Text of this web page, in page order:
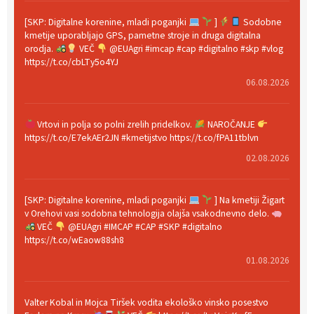
[SKP: Digitalne korenine, mladi poganjki ]
Sodobne
kmetije uporabljajo GPS, pametne stroje in druga digitalna
orodja.
VEČ
@EUAgri #imcap #cap #digitalno #skp #vlog
https://t.co/cbLTy5o4YJ
06.08.2026
Vrtovi in polja so polni zrelih pridelkov.
NAROČANJE
https://t.co/E7ekAEr2JN #kmetijstvo https://t.co/fPA11tblvn
02.08.2026
[SKP: Digitalne korenine, mladi poganjki
] Na kmetiji Žigart
v Orehovi vasi sodobna tehnologija olajša vsakodnevno delo.
VEČ
@EUAgri #IMCAP #CAP #SKP #digitalno
https://t.co/wEaow88sh8
01.08.2026
Valter Kobal in Mojca Tiršek vodita ekološko vinsko posestvo